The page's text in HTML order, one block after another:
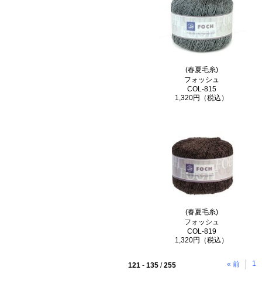
(春夏毛糸)
フォッシュ
COL-815
1,320円（税込）
(春夏毛糸)
フォッシュ
COL-819
1,320円（税込）
121 - 135 /255 « 前 1